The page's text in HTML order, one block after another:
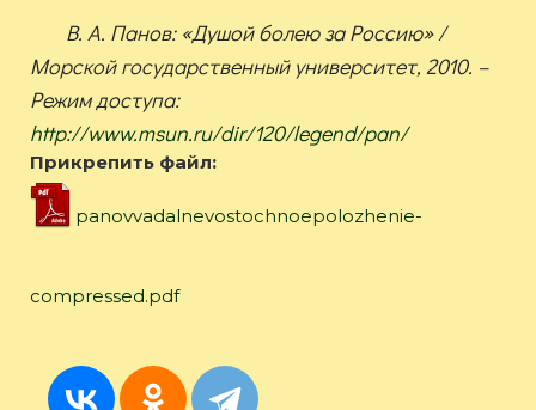
В. А. Панов: «Душой болею за Россию»/
Морской государственный университет, 2010. –
Режим доступа:
http://www.msun.ru/dir/120/legend/pan/
Прикрепить файл:
panovvadalnevostochnoepolozhenie-
compressed.pdf